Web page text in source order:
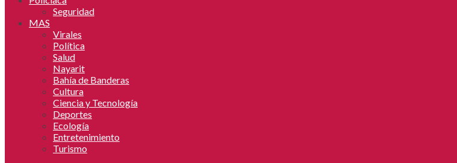
Seguridad
MAS
Virales
Política
Salud
Nayarit
Bahía de Banderas
Cultura
Ciencia y Tecnología
Deportes
Ecología
Entretenimiento
Turismo